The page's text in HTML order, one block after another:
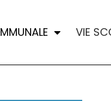
VIE